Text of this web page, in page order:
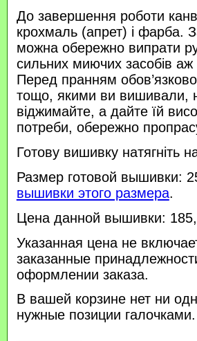
До завершення роботи
крохмаль (апрет) і фарба.
можна обережно випрати
сильних миючих засобів
Перед пранням
тощо, якими ви вишивали,
віджимайте, а дайте їй
потреби, обережно
Готову вишивку натягніть
Размер готовой вышивки:
вышивки этого размера.
Цена данной вышивки:
Указанная цена не
заказанные
оформлении заказа.
В вашей корзине нет ни
нужные позиции галочками.